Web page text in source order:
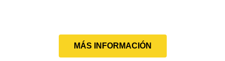
MÁS INFORMACIÓN